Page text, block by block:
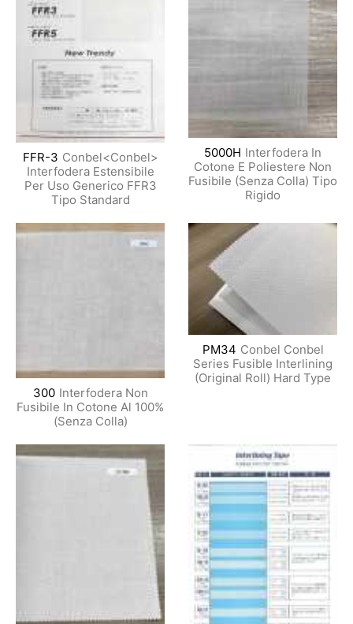
FFR-3 Conbel<Conbel>
Interfodera Estensibile
Per Uso Generico FFR3
Tipo Standard
5000H Interfodera In
Cotone E Poliestere Non
Fusibile (Senza Colla) Tipo
Rigido
300 Interfodera Non
Fusibile In Cotone Al 100%
(Senza Colla)
PM34 Conbel Conbel
Series Fusible Interlining
(Original Roll) Hard Type